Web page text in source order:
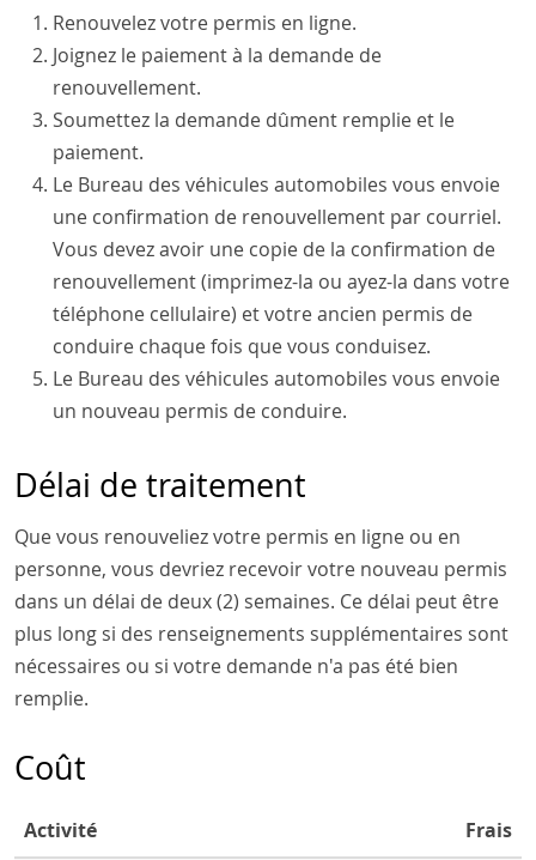
Renouvelez votre permis en ligne.
Joignez le paiement à la demande de
renouvellement.
Soumettez la demande dûment remplie et le
paiement.
Le Bureau des véhicules automobiles vous envoie
une confirmation de renouvellement par courriel.
Vous devez avoir une copie de la confirmation de
renouvellement (imprimez-la ou ayez-la dans votre
téléphone cellulaire) et votre ancien permis de
conduire chaque fois que vous conduisez.
Le Bureau des véhicules automobiles vous envoie
un nouveau permis de conduire.
Délai de traitement
Que vous renouveliez votre permis en ligne ou en
personne, vous devriez recevoir votre nouveau permis
dans un délai de deux (2) semaines. Ce délai peut être
plus long si des renseignements supplémentaires sont
nécessaires ou si votre demande n'a pas été bien
remplie.
Coût
Activité Frais